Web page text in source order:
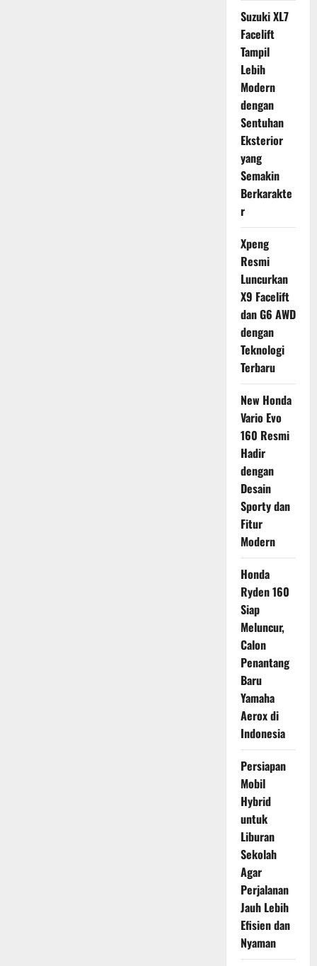
Suzuki XL7
Facelift
Tampil
Lebih
Modern
dengan
Sentuhan
Eksterior
yang
Semakin
Berkarakte
r
Xpeng
Resmi
Luncurkan
X9 Facelift
dan G6 AWD
dengan
Teknologi
Terbaru
New Honda
Vario Evo
160 Resmi
Hadir
dengan
Desain
Sporty dan
Fitur
Modern
Honda
Ryden 160
Siap
Meluncur,
Calon
Penantang
Baru
Yamaha
Aerox di
Indonesia
Persiapan
Mobil
Hybrid
untuk
Liburan
Sekolah
Agar
Perjalanan
Jauh Lebih
Efisien dan
Nyaman